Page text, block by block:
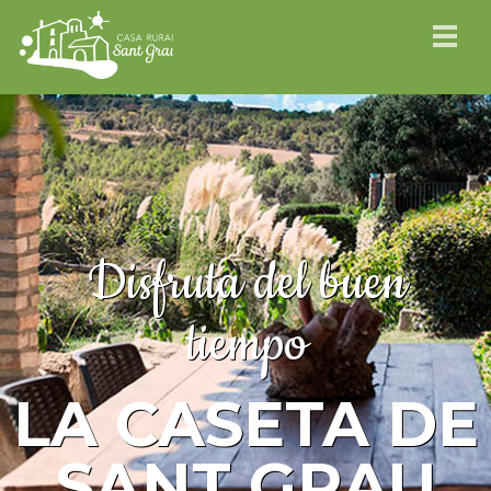
Disfruta del buen
tiempo
LA CASETA DE